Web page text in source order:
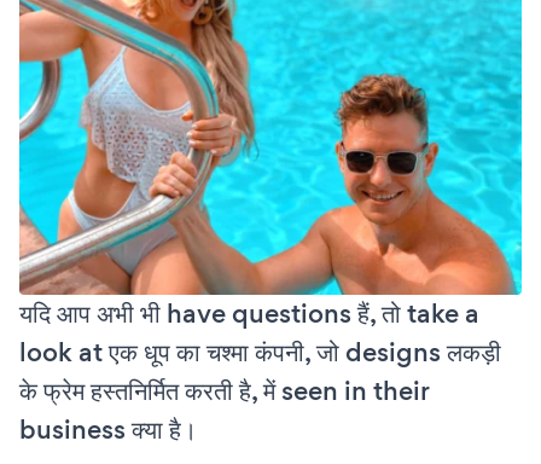
यदि आप अभी भी have questions हैं, तो take a
look at एक धूप का चश्मा कंपनी, जो designs लकड़ी
के फ्रेम हस्तनिर्मित करती है, में seen in their
business क्या है।